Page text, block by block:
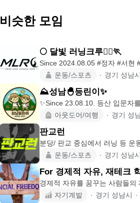
비슷한 모임
🌕 달빛 러닝크루🏃‍♀️🏃
Since 2024.08.05 #
운동/스포츠
∙ 경기 성남시
⛰️성남🐣등린이✨
✨Since 23.08.10.
아웃도어/여행
∙ 경기 성
판교런
분당/ 판교 중심에서 러닝 등 운
운동/스포츠
∙ 경기 성남시
For 경제적 자유, 재테크
자기계발
∙ 경기 성남시 ∙